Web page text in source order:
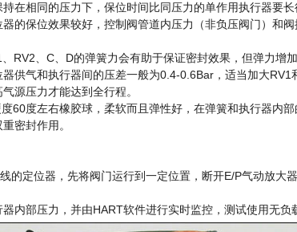
在相同的压力下，保位时间比同压力的单作用执行器要长
的保位效果较好，控制阀管道内压力（非负压阀门）和
RV2、C、D的弹簧力会有助于保证密封效果，但弹力增
供气和执行器间的压差一般为0.4-0.6Bar，适当加大RV1
源压力才能达到全行程。
60度左右橡胶球，柔软而且弹性好，在弹簧和执行器内
密封作用。
的定位器，先将阀门运行到一定位置，断开E/P气动放大
内部压力，并由HART软件进行实时监控，测试使用无负